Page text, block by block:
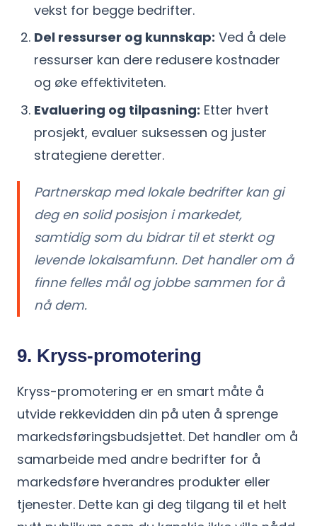
vekst for begge bedrifter.
Del ressurser og kunnskap: Ved å dele
ressurser kan dere redusere kostnader
og øke effektiviteten.
Evaluering og tilpasning: Etter hvert
prosjekt, evaluer suksessen og juster
strategiene deretter.
Partnerskap med lokale bedrifter kan gi
deg en solid posisjon i markedet,
samtidig som du bidrar til et sterkt og
levende lokalsamfunn. Det handler om å
finne felles mål og jobbe sammen for å
nå dem.
9. Kryss-promotering
Kryss-promotering er en smart måte å
utvide rekkevidden din på uten å sprenge
markedsføringsbudsjettet. Det handler om å
samarbeide med andre bedrifter for å
markedsføre hverandres produkter eller
tjenester. Dette kan gi deg tilgang til et helt